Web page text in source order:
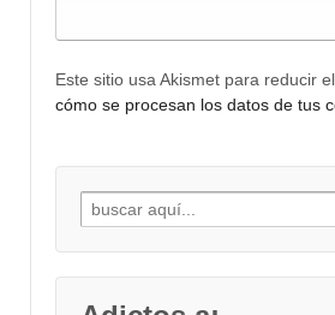
Este sitio usa Akismet para reducir
cómo se procesan los datos de tus
Buscar por: